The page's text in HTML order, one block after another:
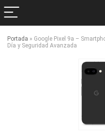
Portada » Google Pixel 9a –
Día y Seguridad Avanzada